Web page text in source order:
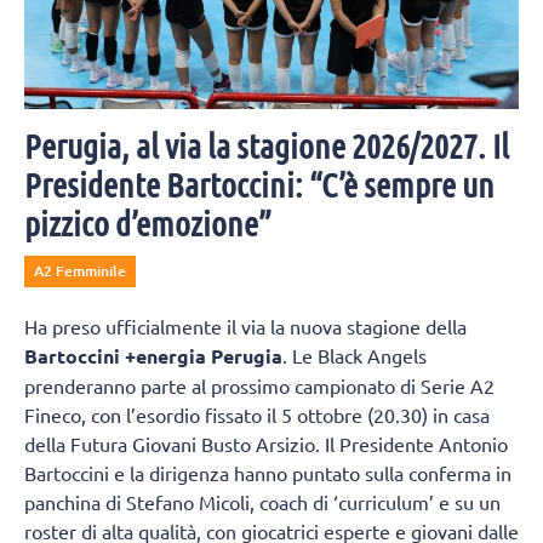
Perugia, al via la stagione 2026/2027. Il
Presidente Bartoccini: “C’è sempre un
pizzico d’emozione”
A2 Femminile
Ha preso ufficialmente il via la nuova stagione della
Bartoccini +energia Perugia . Le Black Angels
prenderanno parte al prossimo campionato di Serie A2
Fineco, con l’esordio fissato il 5 ottobre (20.30) in casa
della Futura Giovani Busto Arsizio. Il Presidente Antonio
Bartoccini e la dirigenza hanno puntato sulla conferma in
panchina di Stefano Micoli, coach di ‘curriculum’ e su un
roster di alta qualità, con giocatrici esperte e giovani dalle